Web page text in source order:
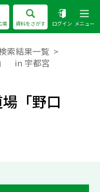
場 資料をさがす ログイン メニュー
索結果一覧
in 宇都宮
「野口